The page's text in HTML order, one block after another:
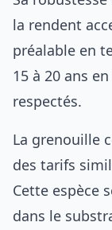
la rendent
préalable en
15 à 20 ans
respectés.
La grenouille
des tarifs
Cette espèce
dans le